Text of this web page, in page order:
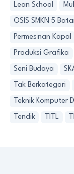
Lean School
OSIS SMKN 5
Permesinan Kapal
Produksi Grafika
Seni Budaya
Tak Berkategori
Teknik Komputer
Tendik TITL